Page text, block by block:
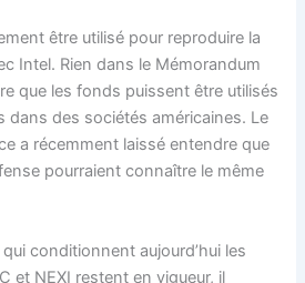
être utilisé pour reproduire la
Intel. Rien dans le Mémorandum
que les fonds puissent être utilisés
dans des sociétés américaines. Le
a récemment laissé entendre que
pourraient connaître le même
conditionnent aujourd’hui les
et NEXI restent en vigueur, il